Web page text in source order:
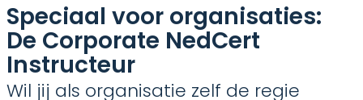
Speciaal voor organisaties:
De Corporate NedCert
Instructeur
Wil jij als organisatie zelf de regie